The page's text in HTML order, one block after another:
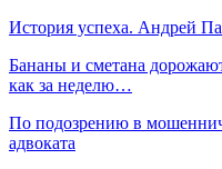
История успеха. Андрей
Бананы и сметана
как за неделю…
По подозрению в
адвоката